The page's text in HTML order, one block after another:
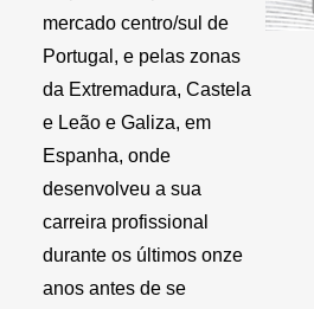
mercado centro/sul de
Portugal, e pelas zonas
da Extremadura, Castela
e Leão e Galiza, em
Espanha, onde
desenvolveu a sua
carreira profissional
durante os últimos onze
anos antes de se